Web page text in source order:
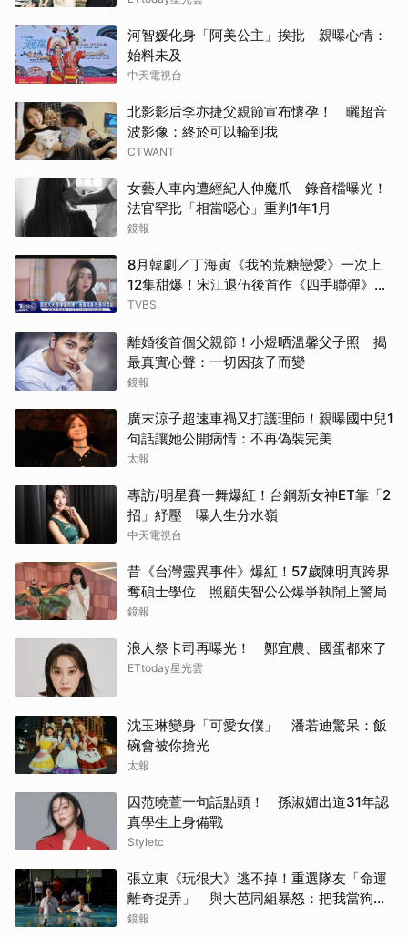
河智媛化身「阿美公主」挨批 親曝心情：
始料未及
中天電視台
北影影后李亦捷父親節宣布懷孕！ 曬超音
波影像：終於可以輪到我
CTWANT
女藝人車內遭經紀人伸魔爪 錄音檔曝光！
法官罕批「相當噁心」重判1年1月
鏡報
8月韓劇／丁海寅《我的荒糖戀愛》一次上
12集甜爆！宋江退伍後首作《四手聯彈》倒
數
TVBS
離婚後首個父親節！小煜晒溫馨父子照 揭
最真實心聲：一切因孩子而變
鏡報
廣末涼子超速車禍又打護理師！親曝國中兒1
句話讓她公開病情：不再偽裝完美
太報
專訪/明星賽一舞爆紅！台鋼新女神ET靠「2
招」紓壓 曝人生分水嶺
中天電視台
昔《台灣靈異事件》爆紅！57歲陳明真跨界
奪碩士學位 照顧失智公公爆爭執鬧上警局
鏡報
浪人祭卡司再曝光！ 鄭宜農、國蛋都來了
ETtoday星光雲
沈玉琳變身「可愛女僕」 潘若迪驚呆：飯
碗會被你搶光
太報
因范曉萱一句話點頭！ 孫淑媚出道31年認
真學生上身備戰
Styletc
張立東《玩很大》逃不掉！重選隊友「命運
離奇捉弄」 與大芭同組暴怒：把我當狗使
喚嗎
鏡報